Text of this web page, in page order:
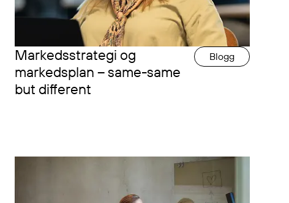
Markedsstrategi og
markedsplan – same-same
but different
Blogg